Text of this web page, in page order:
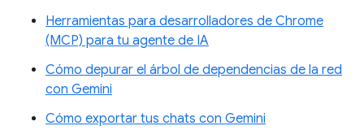
Herramientas para desarrolladores de Chrome
(MCP) para tu agente de IA
Cómo depurar el árbol de dependencias de la red
con Gemini
Cómo exportar tus chats con Gemini